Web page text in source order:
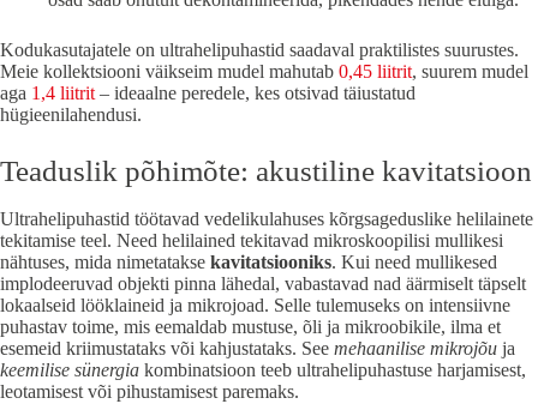
Kodukasutajatele on ultrahelipuhastid saadaval praktilistes suurustes.
Meie kollektsiooni väikseim mudel mahutab 0,45 liitrit, suurem mudel
aga 1,4 liitrit – ideaalne peredele, kes otsivad täiustatud
hügieenilahendusi.
Teaduslik põhimõte: akustiline kavitatsioon
Ultrahelipuhastid töötavad vedelikulahuses kõrgsageduslike helilainete
tekitamise teel. Need helilained tekitavad mikroskoopilisi mullikesi
nähtuses, mida nimetatakse kavitatsiooniks. Kui need mullikesed
implodeeruvad objekti pinna lähedal, vabastavad nad äärmiselt täpselt
lokaalseid lööklaineid ja mikrojoad. Selle tulemuseks on intensiivne
puhastav toime, mis eemaldab mustuse, õli ja mikroobikile, ilma et
esemeid kriimustataks või kahjustataks. See mehaanilise mikrojõu ja
keemilise sünergia kombinatsioon teeb ultrahelipuhastuse harjamisest,
leotamisest või pihustamisest paremaks.